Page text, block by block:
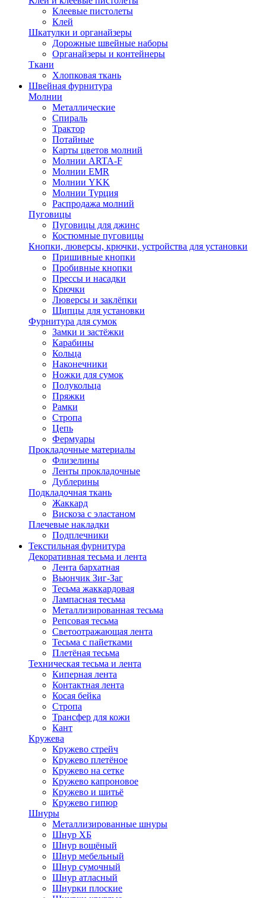
Клеевые пистолеты
Клей
Шкатулки и органайзеры
Дорожные швейные наборы
Органайзеры и контейнеры
Ткани
Хлопковая ткань
Швейная фурнитура
Молнии
Металлические
Спираль
Трактор
Потайные
Карты цветов молний
Молнии ARTA-F
Молнии EMR
Молнии YKK
Молнии Турция
Распродажа молний
Пуговицы
Пуговицы для джинс
Костюмные пуговицы
Кнопки, люверсы, крючки, устройства для установки
Пришивные кнопки
Пробивные кнопки
Прессы и насадки
Крючки
Люверсы и заклёпки
Щипцы для установки
Фурнитура для сумок
Замки и застёжки
Карабины
Кольца
Наконечники
Ножки для сумок
Полукольца
Пряжки
Рамки
Стропа
Цепь
Фермуары
Прокладочные материалы
Флизелины
Ленты прокладочные
Дублерины
Подкладочная ткань
Жаккард
Вискоза с эластаном
Плечевые накладки
Подплечники
Текстильная фурнитура
Декоративная тесьма и лента
Лента бархатная
Вьюнчик Зиг-Заг
Тесьма жаккардовая
Лампасная тесьма
Металлизированная тесьма
Репсовая тесьма
Светоотражающая лента
Тесьма с пайетками
Плетёная тесьма
Техническая тесьма и лента
Киперная лента
Контактная лента
Косая бейка
Стропа
Трансфер для кожи
Кант
Кружева
Кружево стрейч
Кружево плетёное
Кружево на сетке
Кружево капроновое
Кружево и шитьё
Кружево гипюр
Шнуры
Металлизированные шнуры
Шнур ХБ
Шнур вощёный
Шнур мебельный
Шнур сумочный
Шнур атласный
Шнурки плоские